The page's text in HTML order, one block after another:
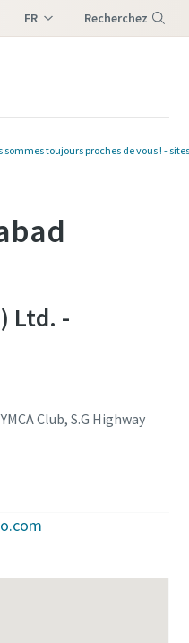
FR Recherchez
sommes toujours proches de vous ! -
Ltd. -
Club, S.G Highway